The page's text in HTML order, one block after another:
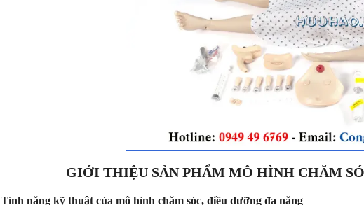
GIỚI THIỆU SẢN PHẨM MÔ HÌNH CHĂM
Tính năng kỹ thuật của mô hình chăm sóc, điều dưỡng đa năng